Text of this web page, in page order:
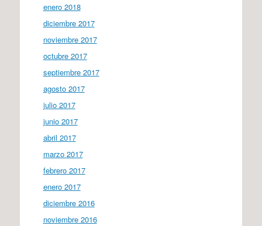
enero 2018
diciembre 2017
noviembre 2017
octubre 2017
septiembre 2017
agosto 2017
julio 2017
junio 2017
abril 2017
marzo 2017
febrero 2017
enero 2017
diciembre 2016
noviembre 2016